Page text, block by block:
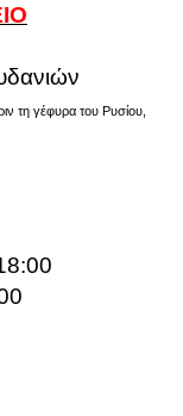
τη γέφυρα του Ρυσίου,